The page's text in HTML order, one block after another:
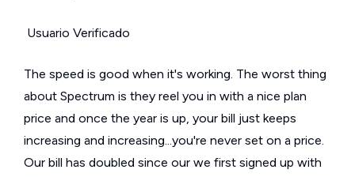
Usuario Verificado
The speed is good when it's working. The worst thing
about Spectrum is they reel you in with a nice plan
price and once the year is up, your bill just keeps
increasing and increasing...you're never set on a price.
Our bill has doubled since our we first signed up with